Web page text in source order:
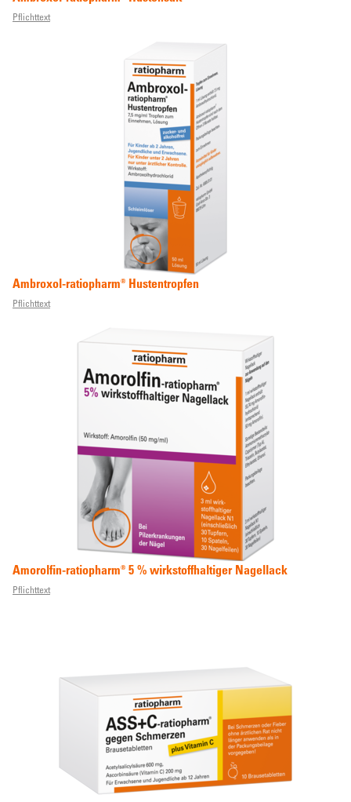
Pflichttext
Ambroxol-ratiopharm® Hustentropfen
Pflichttext
Amorolfin-ratiopharm® 5 % wirkstoffhaltiger Nagellack
Pflichttext